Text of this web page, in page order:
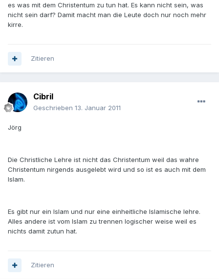
es was mit dem Christentum zu tun hat. Es kann nicht sein, was
nicht sein darf? Damit macht man die Leute doch nur noch mehr
kirre.
Zitieren
Cibril
Geschrieben 13. Januar 2011
Jörg
Die Christliche Lehre ist nicht das Christentum weil das wahre
Christentum nirgends ausgelebt wird und so ist es auch mit dem
Islam.
Es gibt nur ein Islam und nur eine einheitliche Islamische lehre.
Alles andere ist vom Islam zu trennen logischer weise weil es
nichts damit zutun hat.
Zitieren